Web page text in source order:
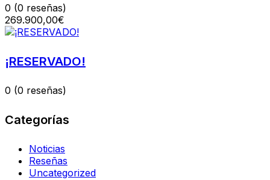
0 (0 reseñas)
269.900,00€
¡RESERVADO!
0 (0 reseñas)
Categorías
Noticias
Reseñas
Uncategorized